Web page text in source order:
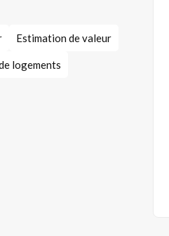
Estimation de valeur
logements